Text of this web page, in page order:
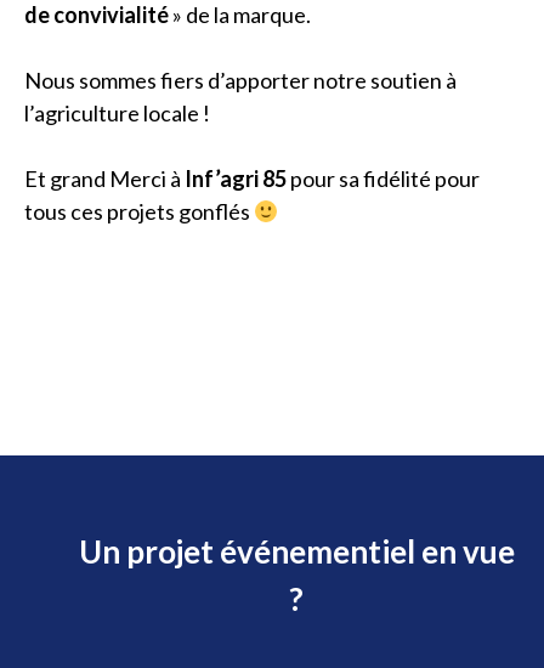
de convivialité» de la marque.
Nous sommes fiers d’apporter notre soutien à
l’agriculture locale !
Et grand Merci à Inf’agri 85pour sa fidélité pour
tous ces projets gonflés
Un projet événementiel en vue
?